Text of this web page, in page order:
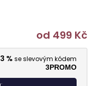
od 499 Kč
% se slevovým kódem
3PROMO